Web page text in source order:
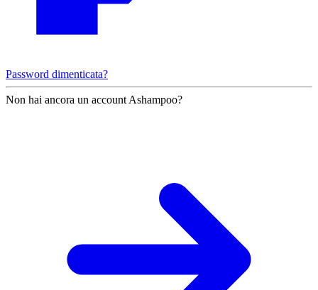
Password dimenticata?
Non hai ancora un account Ashampoo?